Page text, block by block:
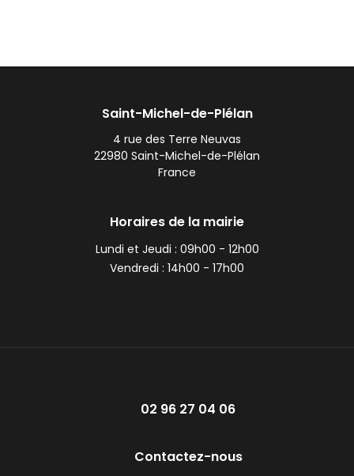
Saint-Michel-de-Plélan
4 rue des Terre Neuvas
22980 Saint-Michel-de-Plélan
France
Horaires de la mairie
Lundi et Jeudi : 09h00 - 12h00
Vendredi : 14h00 - 17h00
02 96 27 04 06
Contactez-nous